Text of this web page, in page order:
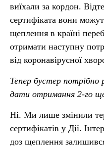
виїхали за кордон.
сертифіката вони
щеплення в країні
отримати наступну
від коронавірусної
Тепер бустер потрібно
дати отримання 2-го
Ні. Ми лише змінили
сертифікатів у Дії.
доз щеплення